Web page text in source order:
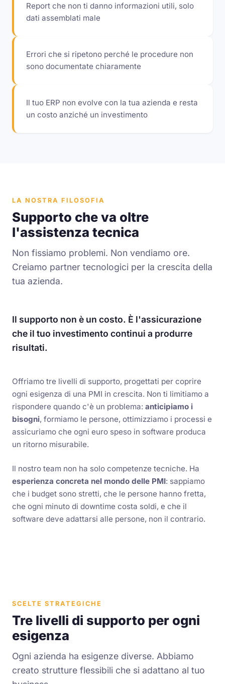
Report che non ti danno informazioni utili, solo
dati assemblati male
Errori che si ripetono perché le procedure non
sono documentate chiaramente
Il tuo ERP non evolve con la tua azienda e resta
un costo anziché un investimento
LA NOSTRA FILOSOFIA
Supporto che va oltre
l'assistenza tecnica
Non fissiamo problemi. Non vendiamo ore.
Creiamo partner tecnologici per la crescita della
tua azienda.
Il supporto non è un costo. È l'assicurazione
che il tuo investimento continui a produrre
risultati.
Offriamo tre livelli di supporto, progettati per coprire
ogni esigenza di una PMI in crescita. Non ti limitiamo a
rispondere quando c'è un problema: anticipiamo i
bisogni, formiamo le persone, ottimizziamo i processi e
assicuriamo che ogni euro speso in software produca
un ritorno misurabile.
Il nostro team non ha solo competenze tecniche. Ha
esperienza concreta nel mondo delle PMI: sappiamo
che i budget sono stretti, che le persone hanno fretta,
che ogni minuto di downtime costa soldi, e che il
software deve adattarsi alle persone, non il contrario.
SCELTE STRATEGICHE
Tre livelli di supporto per ogni
esigenza
Ogni azienda ha esigenze diverse. Abbiamo
creato strutture flessibili che si adattano al tuo